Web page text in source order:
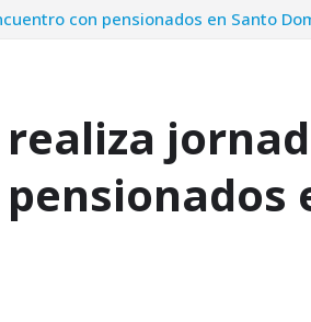
con pensionados en Santo